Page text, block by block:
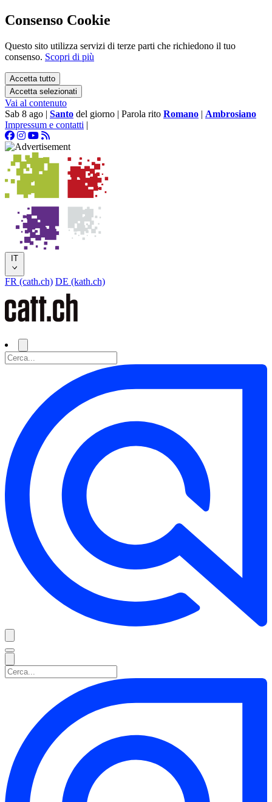
Consenso Cookie
Questo sito utilizza servizi di terze parti che richiedono il tuo
consenso. Scopri di più
Accetta tutto
Accetta selezionati
Vai al contenuto
Sab 8 ago | Santo del giorno | Parola rito Romano | Ambrosiano
Impressum e contatti |
IT
FR (cath.ch) DE (kath.ch)